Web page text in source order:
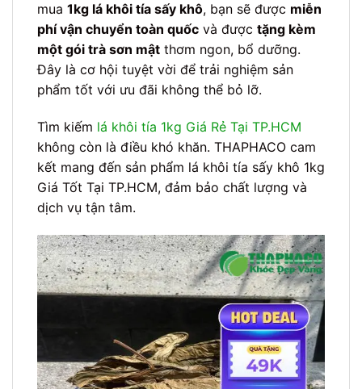
mua 1kg lá khôi tía sấy khô, bạn sẽ được miễn
phí vận chuyển toàn quốc và được tặng kèm
một gói trà sơn mật thơm ngon, bổ dưỡng.
Đây là cơ hội tuyệt vời để trải nghiệm sản
phẩm tốt với ưu đãi không thể bỏ lỡ.
Tìm kiếm lá khôi tía 1kg Giá Rẻ Tại TP.HCM
không còn là điều khó khăn. THAPHACO cam
kết mang đến sản phẩm lá khôi tía sấy khô 1kg
Giá Tốt Tại TP.HCM, đảm bảo chất lượng và
dịch vụ tận tâm.